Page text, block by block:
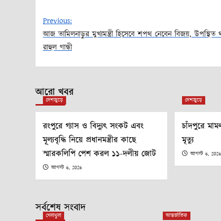
Post
navigation
Previous:
আজ তামিলনাড়ুর মুখ্যমন্ত্রী হিসেবে শপথ নেবেন বিজয়, উপস্থিত
রাহুল গান্ধী
আরো খবর
দেশজুড়ে
রংপুরে গ্যাস ও বিদ্যুৎ সংকট এবং
মূল্যবৃদ্ধি নিয়ে প্রধানমন্ত্রীর কাছে
স্মারকলিপি পেশ করল ১১-দলীয় জোট
আগস্ট 6, 2026
দেশজুড়ে
চাঁদপুরে
মৃত্যু
আগস্ট 6, 2026
সর্বশেষ সংবাদ
খেলাধুলা আন্তর্জাতিক